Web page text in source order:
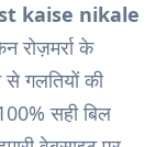
kaise nikale
रोज़मर्रा के
गलतियों की
सही बिल